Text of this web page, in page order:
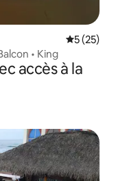
5 (25)
• King
accès à la